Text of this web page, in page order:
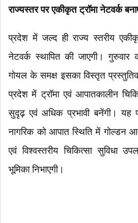
राज्यस्तर पर एकीकृत ट्रॉमा नेटवर्क
प्रदेश में जल्द ही राज्य स्तरीय
नेटवर्क स्थापित की जाएगी।
गोयल के समक्ष इसका विस्तृत
प्रदेश में ट्रॉमा एवं आपातकालीन
सुदृढ़ एवं अधिक प्रभावी बनेंगी।
नागरिक को आपात स्थिति में गोल्डन
एवं विश्वस्तरीय चिकित्सा सुविधा
भूमिका निभाएगी।